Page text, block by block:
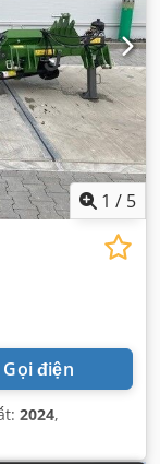
1 / 5
Gọi điện
2024,